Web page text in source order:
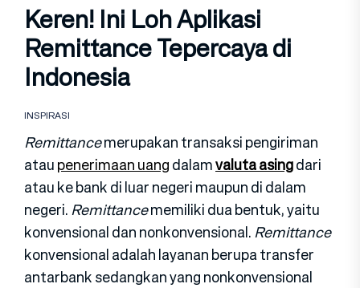
Keren! Ini Loh Aplikasi
Remittance Tepercaya di
Indonesia
INSPIRASI
Remittancemerupakan transaksi pengiriman
ataupenerimaan uangdalamvaluta asingdari
atau ke bank di luar negeri maupun di dalam
negeri.Remittancememiliki dua bentuk, yaitu
konvensional dan nonkonvensional.Remittance
konvensional adalah layanan berupa transfer
antarbank sedangkan yang nonkonvensional